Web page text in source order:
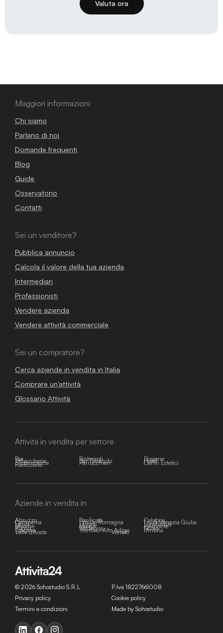
Valuta ora
Maggiori informazioni
Chi siamo
Parlano di noi
Domande frequenti
Blog
Guide
Osservatorio
Contatti
Sei un venditore?
Pubblica annuncio
Calcola il valore della tua azienda
Intermediari
Professionisti
Vendere azienda
Vendere attività commerciale
Sei un compratore?
Cerca aziende in vendita in Italia
Comprare un'attività
Glossario Attività
Attività in vendita per settore
Bar Ristoranti Pizzerie
Tabaccherie Bar Tabacchi Hotel
E-commerce Parrucchieri Centri Estetici
Pasticcerie
Aziende in vendita in
Abruzzo Basilicata Calabria
Campania Emilia-Romagna Friuli-Venezia Giulia
Lazio Liguria Lombardia
Marche Molise Piemonte
Puglia Sardegna Sicilia
Toscana Trentino-Alto Adige Umbria
Valle d'Aosta Veneto
© 2026 Sohostudio S.R.L
P.Iva 18227661008
Privacy policy
Cookie policy
Termini e condizioni
Made by Sohostudio